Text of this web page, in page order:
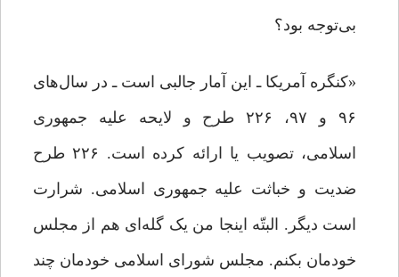
بی‌توجه بود؟
«کنگره‌ آمریکا ـ این آمار جالبی است ـ در سال‌های
۹۶ و ۹۷، ۲۲۶ طرح و لایحه علیه جمهوری
اسلامی، تصویب یا ارائه کرده است. ۲۲۶ طرح
ضدیت و خباثت علیه جمهوری اسلامی. شرارت
است دیگر. البتّه اینجا من یک گله‌ای هم از مجلس
خودمان بکنم. مجلس شورای اسلامی خودمان چند